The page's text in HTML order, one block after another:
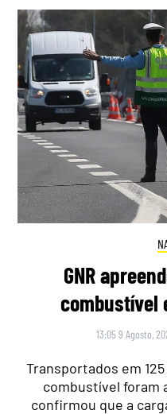
GNR
combustível
13:05 9 Agosto,
Transportados em
combustível foram
confirmou que a